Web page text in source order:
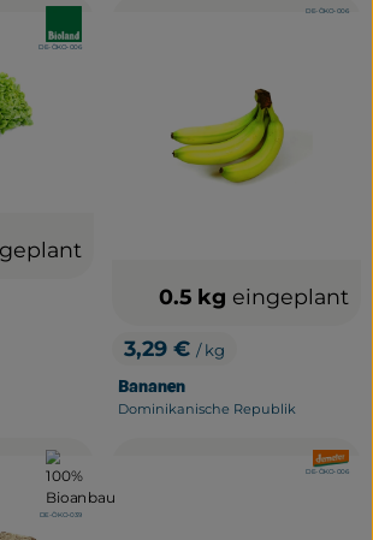
, Kontrollstelle:
DE-ÖKO-006
, Preis:
3,29 €/ kg
Bananen
, Herkunft:
Dominikanische Republik
0.5 kg eingeplant
,, Kontrollstelle:
DE-ÖKO-006
, Verband:
, Kontrollstelle:
DE-ÖKO-039
& Aktionen
,
, Kontrollstelle:
DE-ÖKO-006